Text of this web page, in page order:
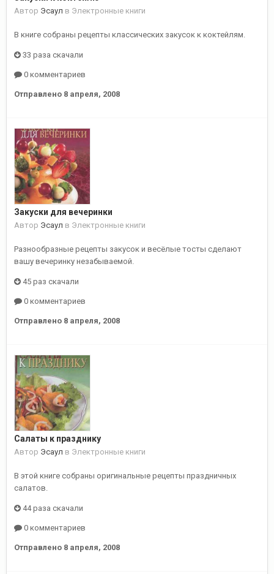
Автор Эсаул в Электронные книги
В книге собраны рецепты классических закусок к коктейлям.
33 раза скачали
0 комментариев
Отправлено 8 апреля, 2008
Закуски для вечеринки
Автор Эсаул в Электронные книги
Разнообразные рецепты закусок и весёлые тосты сделают
вашу вечеринку незабываемой.
45 раз скачали
0 комментариев
Отправлено 8 апреля, 2008
Салаты к празднику
Автор Эсаул в Электронные книги
В этой книге собраны оригинальные рецепты праздничных
салатов.
44 раза скачали
0 комментариев
Отправлено 8 апреля, 2008